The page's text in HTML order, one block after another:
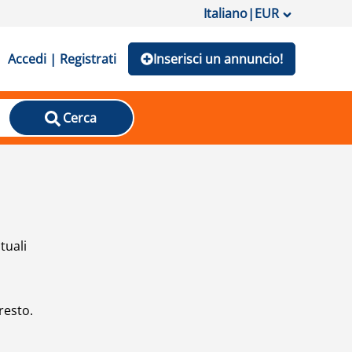
Italiano|EUR
Accedi | Registrati Inserisci un annuncio!
Cerca